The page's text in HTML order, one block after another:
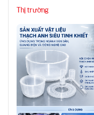
Thị trường